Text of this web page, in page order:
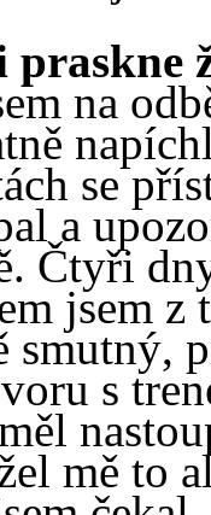
na
se
a
Čtyři
jsem z
smutný,
s
mě to